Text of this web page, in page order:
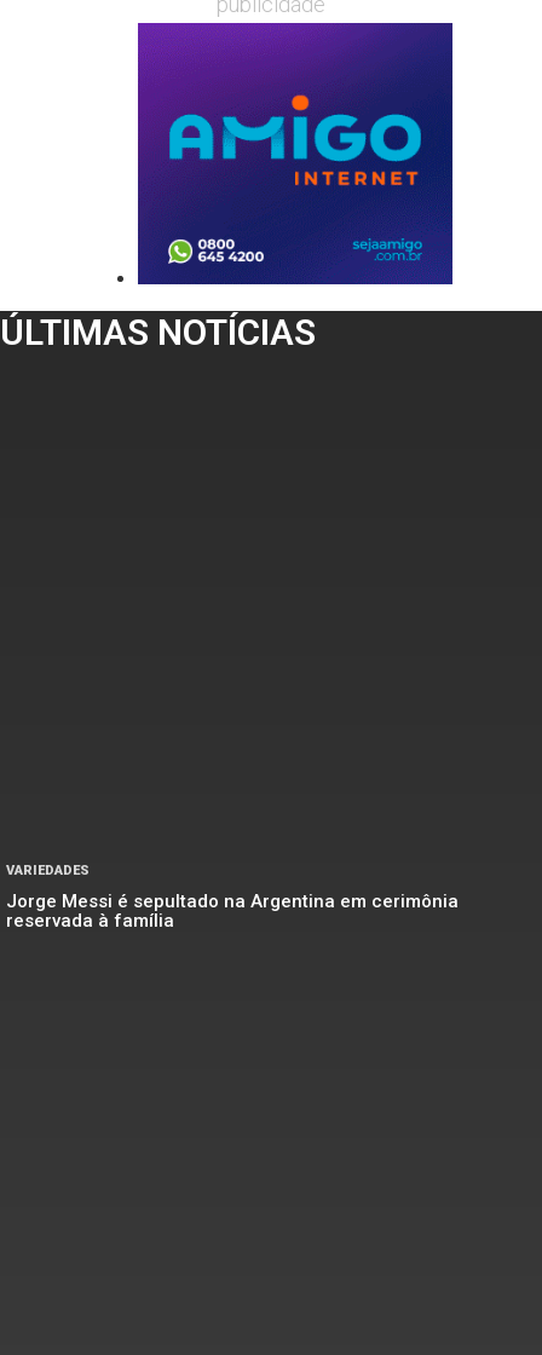
ÚLTIMAS NOTÍCIAS
VARIEDADES
Jorge Messi é sepultado na Argentina em cerimônia
reservada à família